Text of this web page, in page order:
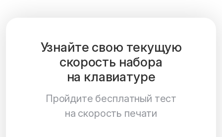
Узнайте свою текущую
скорость набора
на клавиатуре
Пройдите бесплатный тест
на скорость печати